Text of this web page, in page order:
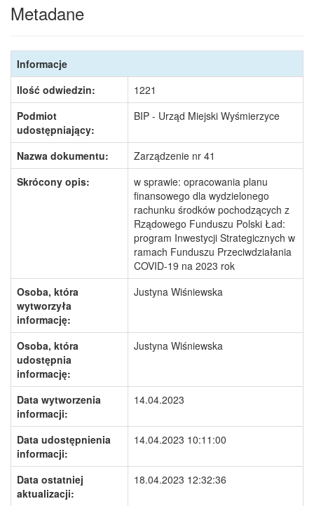
Metadane
Informacje
Ilość odwiedzin:
1221
Podmiot
udostępniający:
BIP - Urząd Miejski Wyśmierzyce
Nazwa dokumentu:
Zarządzenie nr 41
Skrócony opis:
w sprawie: opracowania planu
finansowego dla wydzielonego
rachunku środków pochodzących z
Rządowego Funduszu Polski Ład:
program Inwestycji Strategicznych w
ramach Funduszu Przeciwdziałania
COVID-19 na 2023 rok
Osoba, która
wytworzyła
informację:
Justyna Wiśniewska
Osoba, która
udostępnia
informację:
Justyna Wiśniewska
Data wytworzenia
informacji:
14.04.2023
Data udostępnienia
informacji:
14.04.2023 10:11:00
Data ostatniej
aktualizacji:
18.04.2023 12:32:36